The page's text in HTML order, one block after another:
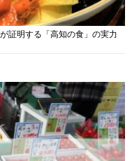
証明する「高知の食」の実力